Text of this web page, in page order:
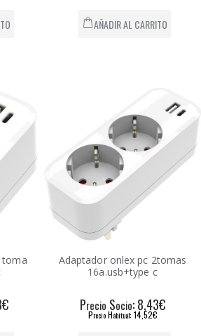
AÑADIR AL CARRITO
Adaptador onlex pc 2tomas
16a.usb+type c
Precio Socio: 8,43€
PrecioHabitual: 14,52€